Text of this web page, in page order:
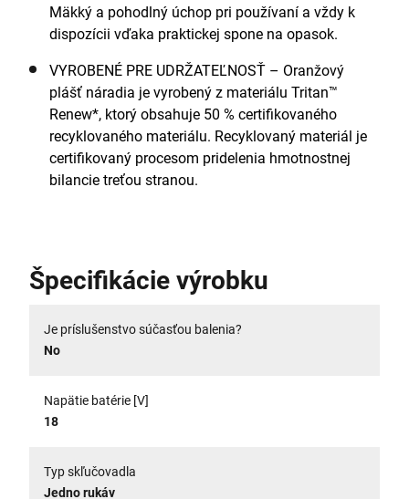
Mäkký a pohodlný úchop pri používaní a vždy k
dispozícii vďaka praktickej spone na opasok.
VYROBENÉ PRE UDRŽATEĽNOSŤ – Oranžový
plášť náradia je vyrobený z materiálu Tritan™
Renew*, ktorý obsahuje 50 % certifikovaného
recyklovaného materiálu. Recyklovaný materiál je
certifikovaný procesom pridelenia hmotnostnej
bilancie treťou stranou.
Špecifikácie výrobku
Je príslušenstvo súčasťou balenia?
No
Napätie batérie [V]
18
Typ skľučovadla
Jedno rukáv